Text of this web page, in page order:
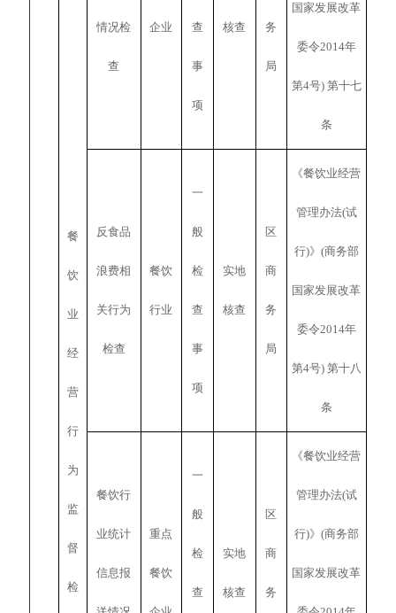
餐
饮
业
经
营
行
为
监
督
检
情况检
查
企业 查
事
项
核查 务
局
国家发展改革
委令2014年
第4号) 第十七
条
反食品
浪费相
关行为
检查
餐饮
行业
一
般
检
查
事
项
实地
核查
区
商
务
局
《餐饮业经营
管理办法(试
行)》(商务部
国家发展改革
委令2014年
第4号) 第十八
条
餐饮行
业统计
信息报
重点
餐饮
一
般
检
查
实地
核查
区
商
务
《餐饮业经营
管理办法(试
行)》(商务部
国家发展改革